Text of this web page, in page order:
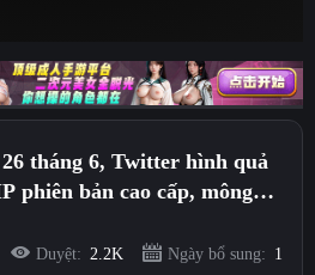
tháng 6, Twitter hình quả
phiên bản cao cấp, mông
đầy đủ
Duyệt: 2.2K Ngày bổ sung: 1